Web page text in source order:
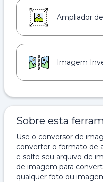
Ampliador
Imagem
Sobre esta
Use o conversor de
converter o formato de
e solte seu arquivo de
de imagem para
qualquer foto ou